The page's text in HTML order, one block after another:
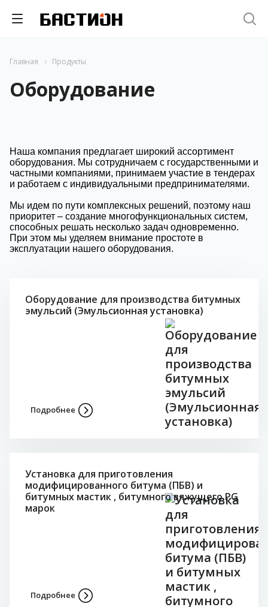
Главная Продукты
Оборудование
Наша компания предлагает широкий ассортимент
оборудования. Мы сотрудничаем с государственными и
частными компаниями, принимаем участие в тендерах
и работаем с индивидуальными предпринимателями.
Мы идем по пути комплексных решений, поэтому наш
приоритет – создание многофункциональных систем,
способных решать несколько задач одновременно.
При этом мы уделяем внимание простоте в
эксплуатации нашего оборудования.
Оборудование для производства битумных
эмульсий (Эмульсионная установка)
Подробнее
Установка для приготовления
модифицированного битума (ПБВ) и
битумных мастик , битумного вяжущего PG
марок
Подробнее